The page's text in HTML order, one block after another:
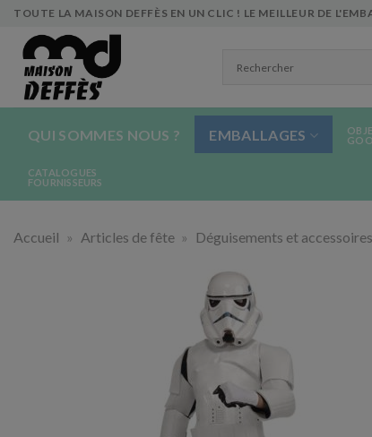
Skip
content
TOUTE LA MAISON DEFFÈS EN UN CLIC ! LE MEILLEUR DE
QUI SOMMES NOUS ? EMBALLAGES
CATALOGUES
FOURNISSEURS
Accueil » Articles de fête » Déguisements et accessoires